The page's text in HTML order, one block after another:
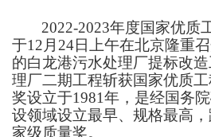
客户服务
2022-2023年度国家优质
于12月24日上午在北京隆重
的白龙港污水处理厂提标改
理厂二期工程斩获国家优质
奖设立于1981年，是经国务
设领域设立最早、规格最高
家级质量奖。